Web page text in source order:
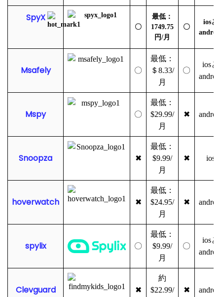
SpyX
〇
最低：
1749.75
円/月
〇
iosと
Msafely 〇
最低：
＄8.33/
月
〇
iosと
Mspy 〇
最低：
$29.99/
月
✖
Snoopza ✖
最低：
$9.99/
月
✖ ios
hoverwatch ✖
最低：
$24.95/
月
✖
spylix 〇
最低：
$9.99/
月
〇
iosと
Clevguard ✖
約
$22.99/
✖